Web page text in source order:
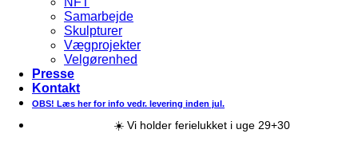
Samarbejde
Skulpturer
Vægprojekter
Velgørenhed
Presse
Kontakt
OBS! Læs her for info vedr. levering inden jul.
☀️ Vi holder ferielukket i uge 29+30